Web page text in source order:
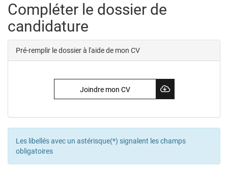
Compléter le dossier de
candidature
Pré-remplir le dossier à l'aide de mon CV
Joindre mon CV
Les libellés avec un astérisque(*) signalent les champs
obligatoires